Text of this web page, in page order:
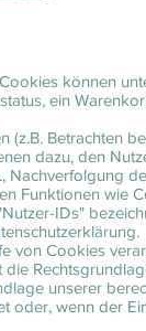
können
ein
Betrachten
dazu, den
Nachverfolgung
Funktionen wie
IDs"
von Cookies
unserer
oder, wenn der